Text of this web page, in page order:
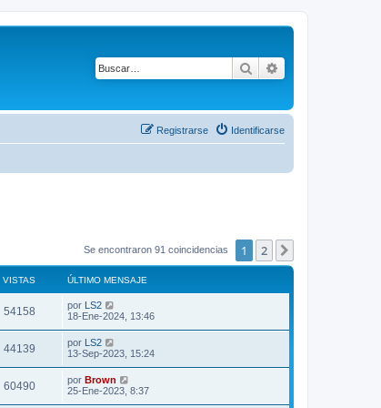
Buscar
Identificarse
Registrarse
Se encontraron 91 coincidencias 1 2
VISTAS ÚLTIMO MENSAJE
54158V
i
t
a
Ú
m
o
m
e
n
s
por LS2
18-Ene-2024, 13:46
44139V
i
Ú
m
o
por LS2
13-Sep-2023, 15:24
60490V
Ú
l
por Brown
25-Ene-2023, 8:37